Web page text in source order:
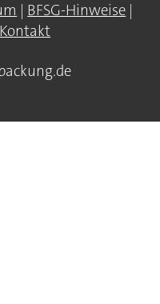
| BFSG-Hinweise |
Kontakt